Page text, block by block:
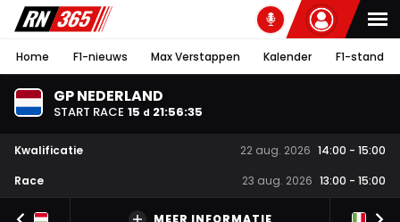
Home F1-nieuws Max Verstappen Kalender F1-stand
GP NEDERLAND
START RACE 15 d 21:56:35
Kwalificatie 22 aug. 2026 14:00 - 15:00
Race
23 aug. 2026 13:00 - 15:00